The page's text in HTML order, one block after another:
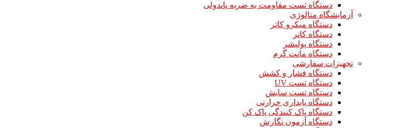
دستگاه تست مقاومت به ضربه پاندولی
آزمایشگاه متالوژی
دستگاه میکرو کاتر
دستگاه کاتر
دستگاه پولیشر
دستگاه مانت گرم
تجهیزات سفارشی
دستگاه فشار و کشش
دستگاه تست UV
دستگاه تست سایش
دستگاه پایداری حرارتی
دستگاه پاک کنندگی پاک کن
دستگاه آزمون نگارش